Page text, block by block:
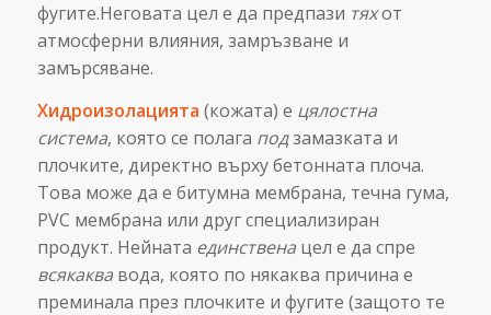
фугите.Неговата цел е да предпази тяхот
атмосферни влияния, замръзване и
замърсяване.
Хидроизолацията (кожата) е цялостна
система, която се полага подзамазката и
плочките, директно върху бетонната плоча.
Това може да е битумна мембрана, течна гума,
PVC мембрана или друг специализиран
продукт. Нейната единственацел е да спре
всякаквавода, която по някаква причина е
преминала през плочките и фугите (защото те